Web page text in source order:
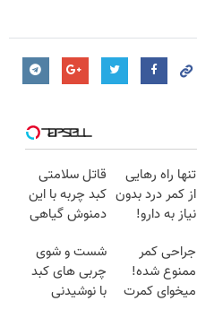
تنها راه رهایی
از کمر درد بدون
نیاز به دارو!
قاتل سلامتی
کبد چربه با این
دمنوش گیاهی
جراحی کمر
ممنوع شده!
میخوای کمرت
شست و شوی
چربی های کبد
با نوشیدنی